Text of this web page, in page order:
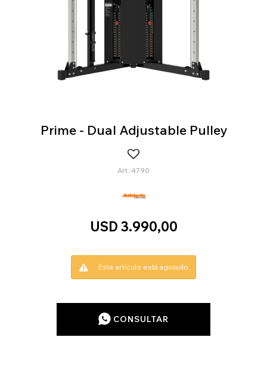
Prime - Dual Adjustable Pulley
4790
USD 3.990,00
Este artículo está agotado.
CONSULTAR